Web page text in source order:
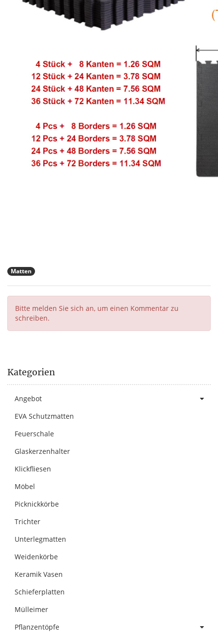
Matten
Bitte melden Sie sich an, um einen Kommentar zu
schreiben.
Kategorien
Angebot
EVA Schutzmatten
Feuerschale
Glaskerzenhalter
Klickfliesen
Möbel
Picknickkörbe
Trichter
Unterlegmatten
Weidenkörbe
Keramik Vasen
Schieferplatten
Mülleimer
Pflanzentöpfe